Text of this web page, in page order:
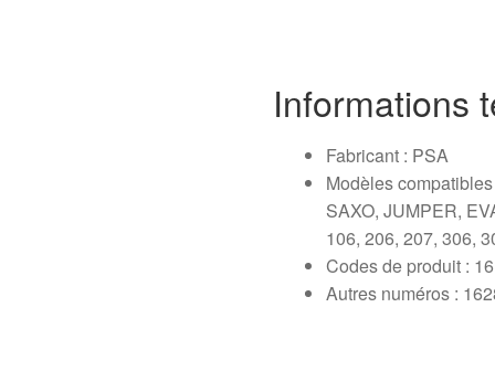
Informations
Fabricant : PSA
Modèles
SAXO, JUMPER,
106, 206, 207, 306,
Codes de produit :
Autres numéros :